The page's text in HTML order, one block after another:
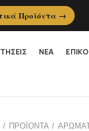
ΝΕΑ
ΠΡΟΪΟΝΤΑ
Προϊόντα →